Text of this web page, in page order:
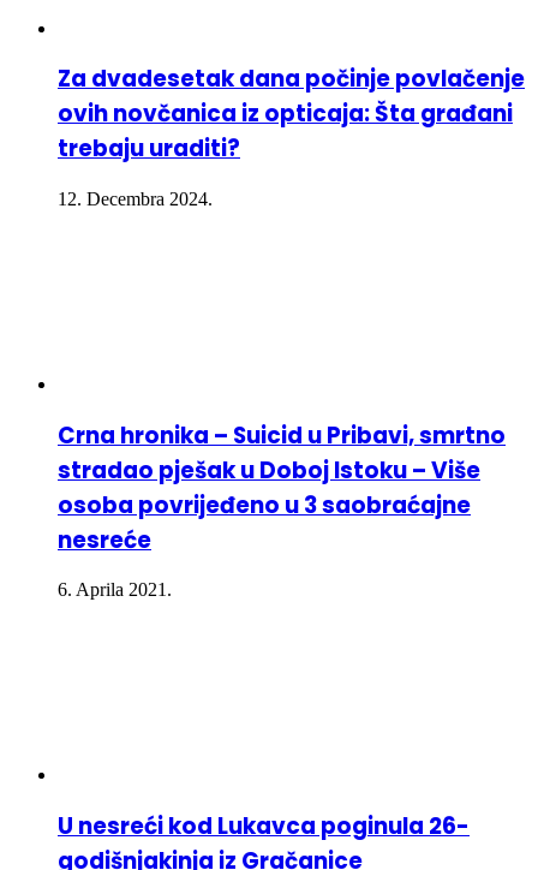
Za dvadesetak dana počinje povlačenje
ovih novčanica iz opticaja: Šta građani
trebaju uraditi?
12. Decembra 2024.
Crna hronika – Suicid u Pribavi, smrtno
stradao pješak u Doboj Istoku – Više
osoba povrijeđeno u 3 saobraćajne
nesreće
6. Aprila 2021.
U nesreći kod Lukavca poginula 26-
godišnjakinja iz Gračanice